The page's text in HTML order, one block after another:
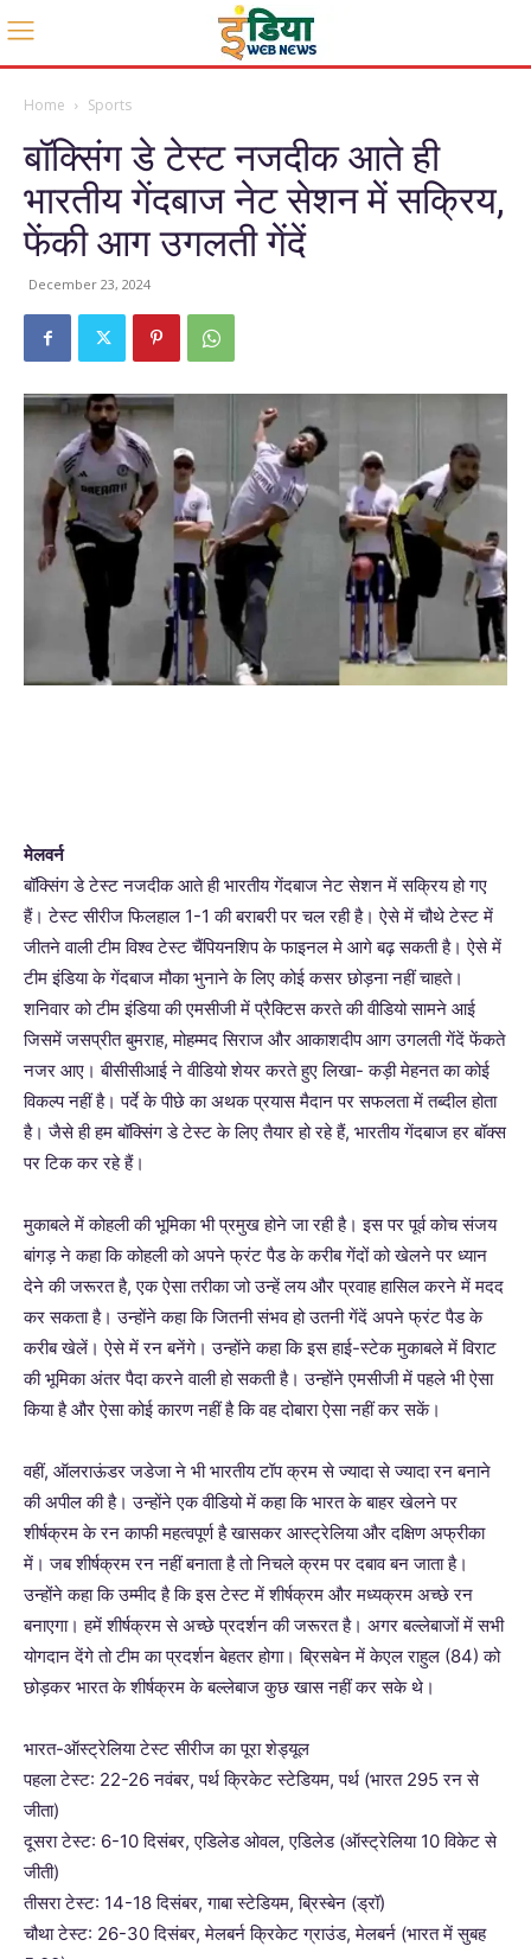
Home Sports
बॉक्सिंग डे टेस्ट नजदीक आते ही
भारतीय गेंदबाज नेट सेशन में सक्रिय,
फेंकी आग उगलती गेंदें
December 23, 2024
मेलवर्न
बॉक्सिंग डे टेस्ट नजदीक आते ही भारतीय गेंदबाज नेट सेशन में सक्रिय हो गए
हैं। टेस्ट सीरीज फिलहाल 1-1 की बराबरी पर चल रही है। ऐसे में चौथे टेस्ट में
जीतने वाली टीम विश्व टेस्ट चैंपियनशिप के फाइनल मे आगे बढ़ सकती है। ऐसे में
टीम इंडिया के गेंदबाज मौका भुनाने के लिए कोई कसर छोड़ना नहीं चाहते।
शनिवार को टीम इंडिया की एमसीजी में प्रैक्टिस करते की वीडियो सामने आई
जिसमें जसप्रीत बुमराह, मोहम्मद सिराज और आकाशदीप आग उगलती गेंदें फेंकते
नजर आए। बीसीसीआई ने वीडियो शेयर करते हुए लिखा- कड़ी मेहनत का कोई
विकल्प नहीं है। पर्दे के पीछे का अथक प्रयास मैदान पर सफलता में तब्दील होता
है। जैसे ही हम बॉक्सिंग डे टेस्ट के लिए तैयार हो रहे हैं, भारतीय गेंदबाज हर बॉक्स
पर टिक कर रहे हैं।
मुकाबले में कोहली की भूमिका भी प्रमुख होने जा रही है। इस पर पूर्व कोच संजय
बांगड़ ने कहा कि कोहली को अपने फ्रंट पैड के करीब गेंदों को खेलने पर ध्यान
देने की जरूरत है, एक ऐसा तरीका जो उन्हें लय और प्रवाह हासिल करने में मदद
कर सकता है। उन्होंने कहा कि जितनी संभव हो उतनी गेंदें अपने फ्रंट पैड के
करीब खेलें। ऐसे में रन बनेंगे। उन्होंने कहा कि इस हाई-स्टेक मुकाबले में विराट
की भूमिका अंतर पैदा करने वाली हो सकती है। उन्होंने एमसीजी में पहले भी ऐसा
किया है और ऐसा कोई कारण नहीं है कि वह दोबारा ऐसा नहीं कर सकें।
वहीं, ऑलराऊंडर जडेजा ने भी भारतीय टॉप क्रम से ज्यादा से ज्यादा रन बनाने
की अपील की है। उन्होंने एक वीडियो में कहा कि भारत के बाहर खेलने पर
शीर्षक्रम के रन काफी महत्वपूर्ण है खासकर आस्ट्रेलिया और दक्षिण अफ्रीका
में। जब शीर्षक्रम रन नहीं बनाता है तो निचले क्रम पर दबाव बन जाता है।
उन्होंने कहा कि उम्मीद है कि इस टेस्ट में शीर्षक्रम और मध्यक्रम अच्छे रन
बनाएगा। हमें शीर्षक्रम से अच्छे प्रदर्शन की जरूरत है। अगर बल्लेबाजों में सभी
योगदान देंगे तो टीम का प्रदर्शन बेहतर होगा। ब्रिसबेन में केएल राहुल (84) को
छोड़कर भारत के शीर्षक्रम के बल्लेबाज कुछ खास नहीं कर सके थे।
भारत-ऑस्ट्रेलिया टेस्ट सीरीज का पूरा शेड्यूल
पहला टेस्ट: 22-26 नवंबर, पर्थ क्रिकेट स्टेडियम, पर्थ (भारत 295 रन से
जीता)
दूसरा टेस्ट: 6-10 दिसंबर, एडिलेड ओवल, एडिलेड (ऑस्ट्रेलिया 10 विकेट से
जीती)
तीसरा टेस्ट: 14-18 दिसंबर, गाबा स्टेडियम, ब्रिस्बेन (ड्रॉ)
चौथा टेस्ट: 26-30 दिसंबर, मेलबर्न क्रिकेट ग्राउंड, मेलबर्न (भारत में सुबह